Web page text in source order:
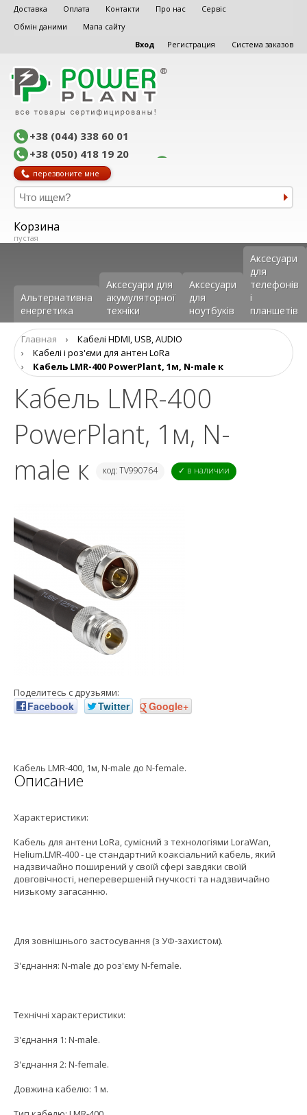
Доставка Оплата Контакти Про нас
Сервіс
Обмін даними
Мапа сайту
Вход
Регистрация Система заказов
+38 (044) 338 60 01
+38 (050) 418 19 20
перезвоните мне
Корзина
пустая
Альтернативна
енергетика
Аксесуари для
акумуляторної
техніки
Аксесуари
для
ноутбуків
Аксеcуари
для
телефонів
і
планшетів
Главная ›
Кабелі HDMI, USB, AUDIO
›
Кабелі і роз'єми для антен LoRa
›
Кабель LMR-400 PowerPlant, 1м, N-male к
Кабель LMR-400
PowerPlant, 1м, N-
male к
код: TV990764 ✓ в наличии
Поделитесь с друзьями:
Facebook Twitter Google+
Описание
Кабель LMR-400, 1м, N-male до N-female.
Характеристики:
Кабель для антени LoRa, сумісний з технологіями LoraWan,
Helium.LMR-400 - це стандартний коаксіальний кабель, який
надзвичайно поширений у своїй сфері завдяки своїй
довговічності, неперевершеній гнучкості та надзвичайно
низькому загасанню.
Для зовнішнього застосування (з УФ-захистом).
З'єднання: N-male до роз'єму N-female.
Технічні характеристики:
З'єднання 1: N-male.
З'єднання 2: N-female.
Довжина кабелю: 1 м.